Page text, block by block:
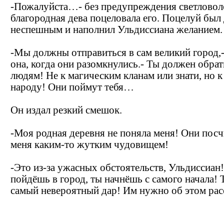
-Пожалуйста…- без предупреждения
благородная дева поцеловала его. Поцелуй
неспешным и наполнил Ульдиссиана желанием.
-Мы должны отправиться в сам великий город,-
она, когда они разомкнулись.- Ты должен
людям! Не к магическим кланам или знати, но
народу! Они поймут тебя…
Он издал резкий смешок.
-Моя родная деревня не поняла меня! Они
меня каким-то жутким чудовищем!
-Это из-за ужасных обстоятельств,
пойдёшь в город, ты начнёшь с самого начала!
самый невероятный дар! Им нужно об этом